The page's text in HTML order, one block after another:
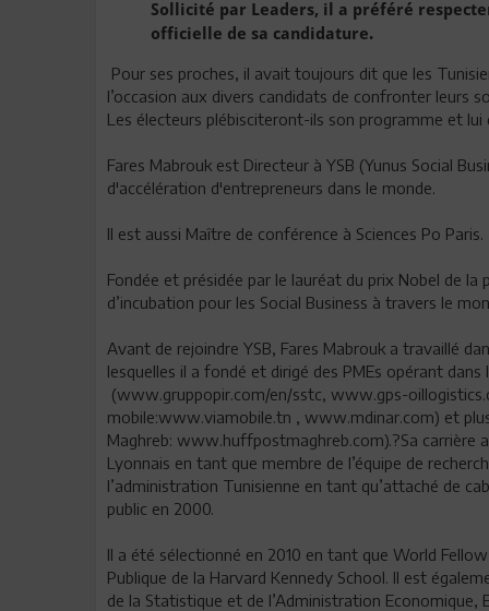
Sollicité par Leaders, il a préféré
officielle de sa candidature.
Pour ses proches, il avait toujours dit que les
l’occasion aux divers candidats de confronter leurs
Les électeurs plébisciteront-ils son programme et lui
Fares Mabrouk est Directeur à YSB (Yunus Social
d'accélération d'entrepreneurs dans le monde.
Il est aussi Maître de conférence à Sciences Po Paris.
Fondée et présidée par le lauréat du prix Nobel de
d’incubation pour les Social Business à travers le
Avant de rejoindre YSB, Fares Mabrouk a travaillé
lesquelles il a fondé et dirigé des PMEs opérant
(www.gruppopir.com/en/sstc, www.gps-
mobile:www.viamobile.tn , www.mdinar.com) et
Maghreb: www.huffpostmaghreb.com).?Sa carrière
Lyonnais en tant que membre de l’équipe de
l’administration Tunisienne en tant qu’attaché de
public en 2000.
Il a été sélectionné en 2010 en tant que World
Publique de la Harvard Kennedy School. Il est
de la Statistique et de l’Administration Economique,